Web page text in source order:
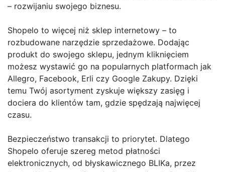
– rozwijaniu swojego biznesu.
Shopelo to więcej niż sklep internetowy – to
rozbudowane narzędzie sprzedażowe. Dodając
produkt do swojego sklepu, jednym kliknięciem
możesz wystawić go na popularnych platformach jak
Allegro, Facebook, Erli czy Google Zakupy. Dzięki
temu Twój asortyment zyskuje większy zasięg i
dociera do klientów tam, gdzie spędzają najwięcej
czasu.
Bezpieczeństwo transakcji to priorytet. Dlatego
Shopelo oferuje szereg metod płatności
elektronicznych, od błyskawicznego BLIKa, przez